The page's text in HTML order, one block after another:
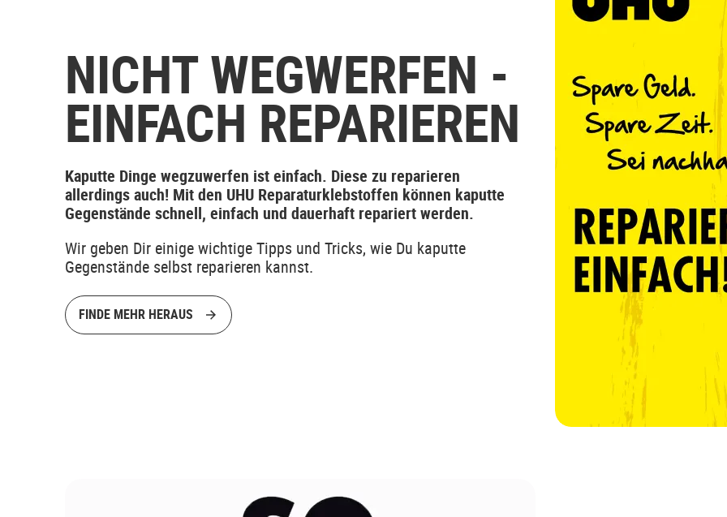
NICHT WEGWERFEN -
EINFACH REPARIEREN
Kaputte Dinge wegzuwerfen ist einfach. Diese zu reparieren
allerdings auch! Mit den UHU Reparaturklebstoffen können kaputte
Gegenstände schnell, einfach und dauerhaft repariert werden.
Wir geben Dir einige wichtige Tipps und Tricks, wie Du kaputte
Gegenstände selbst reparieren kannst.
FINDE MEHR HERAUS